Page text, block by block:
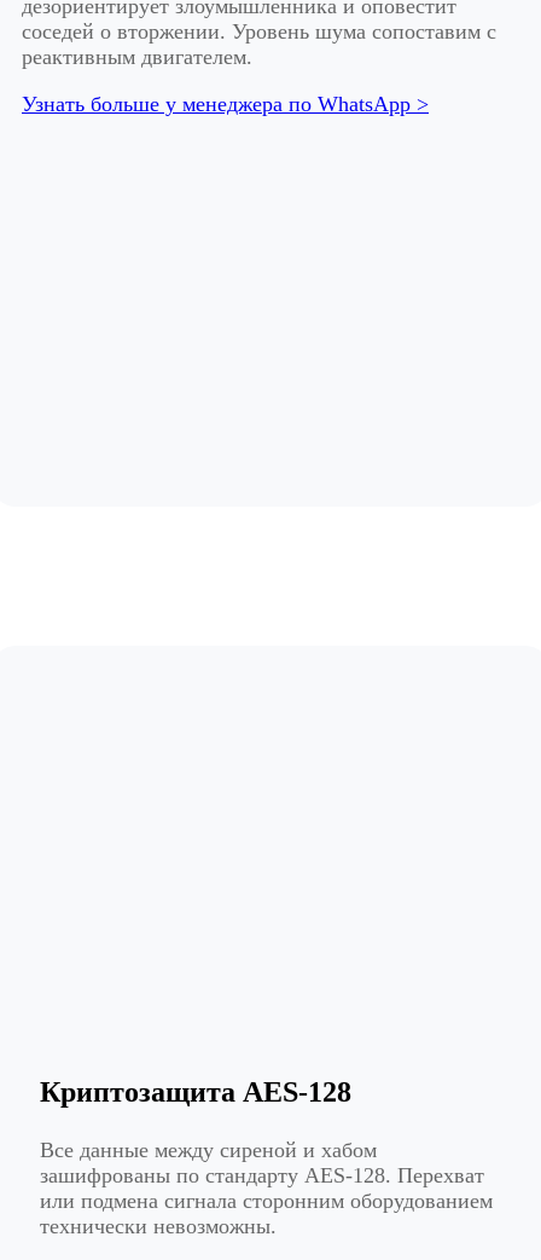
дезориентирует злоумышленника и оповестит
соседей о вторжении. Уровень шума сопоставим с
реактивным двигателем.
Узнать больше у менеджера по WhatsApp >
Криптозащита AES-128
Все данные между сиреной и хабом
зашифрованы по стандарту AES-128. Перехват
или подмена сигнала сторонним оборудованием
технически невозможны.